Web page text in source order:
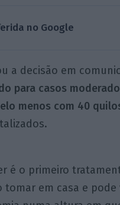
no Google
a decisão em
para casos
menos com 40
é o primeiro
em casa e pode